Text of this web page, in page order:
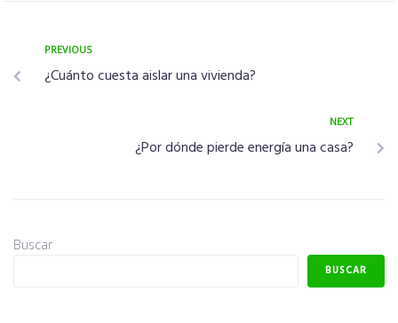
PREVIOUS
¿Cuánto cuesta aislar una vivienda?
NEXT
¿Por dónde pierde energía una casa?
Buscar
BUSCAR